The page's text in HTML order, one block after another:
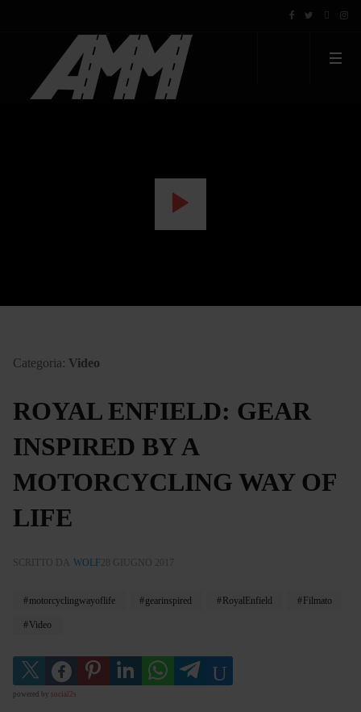
WATCH
Categoria: Video
ROYAL ENFIELD: GEAR
INSPIRED BY A
MOTORCYCLING WAY OF
LIFE
SCRITTO DA WOLF28 GIUGNO 2017
motorcyclingwayoflife gearinspired RoyalEnfield Filmato
Video
powered by social2s